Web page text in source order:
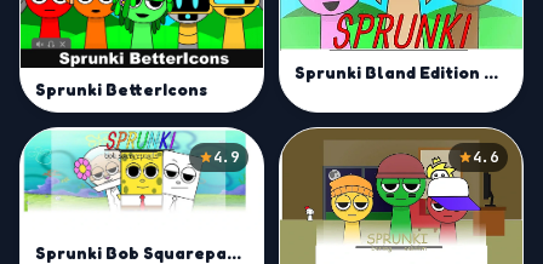
Sprunki BetterIcons
Sprunki Bland Edition Mod
4.9
Sprunki Bob Squarepants Mod
4.6